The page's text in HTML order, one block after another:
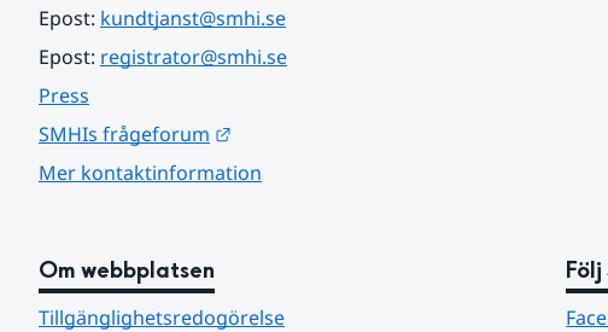
Epost: kundtjanst@smhi.se
Epost: registrator@smhi.se
Press
SMHIs frågeforum
Mer kontaktinformation
Om webbplatsen
Tillgänglighetsredogörelse
Följ